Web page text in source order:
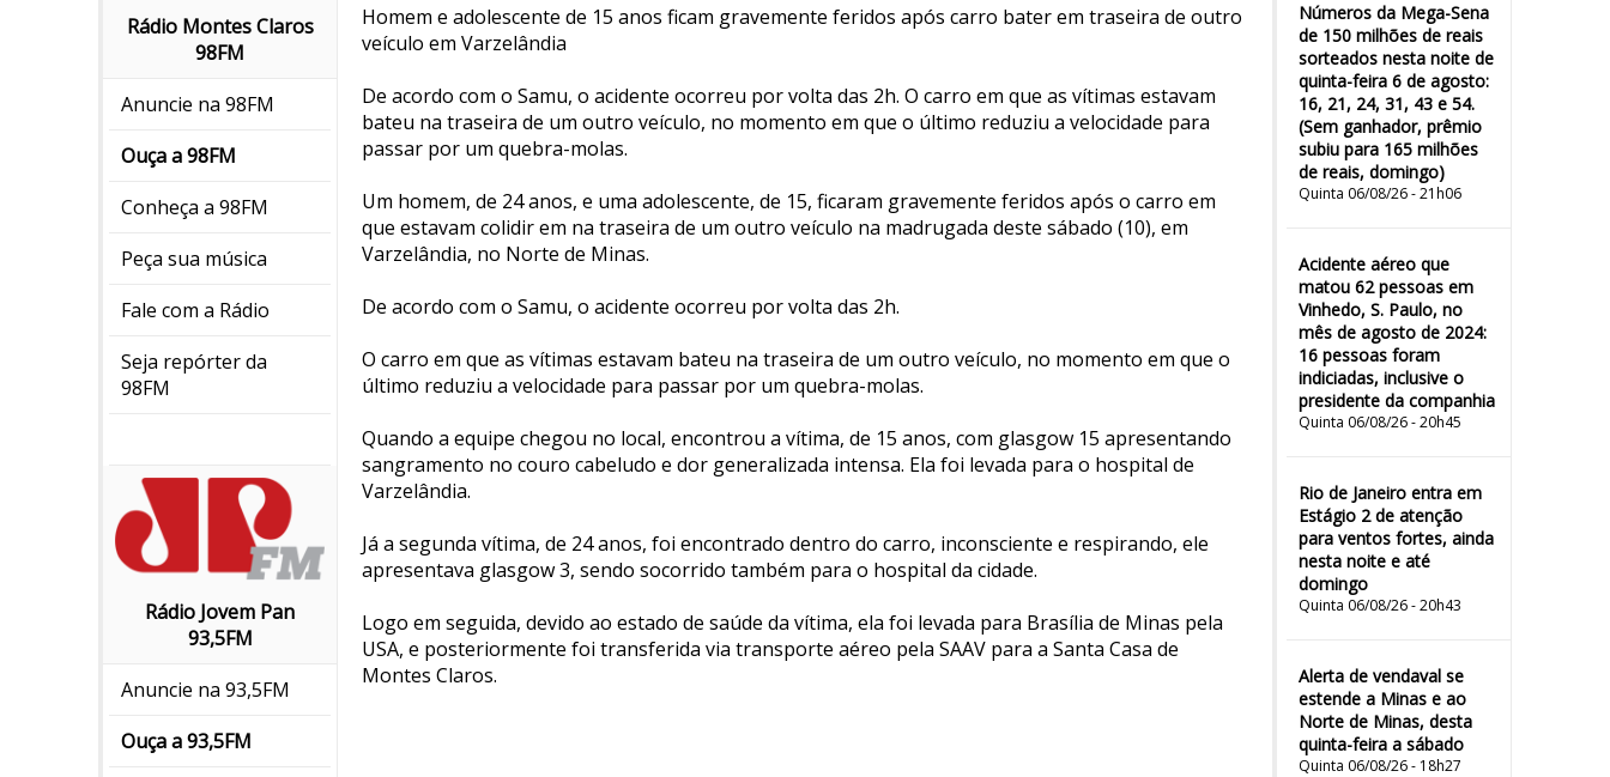
Rádio Montes Claros
98FM
Anuncie na 98FM
Ouça a 98FM
Conheça a 98FM
Peça sua música
Fale com a Rádio
Seja repórter da
98FM
Rádio Jovem Pan
93,5FM
Anuncie na 93,5FM
Ouça a 93,5FM
Números da Mega-Sena
de 150 milhões de reais
sorteados nesta noite de
quinta-feira 6 de agosto:
16, 21, 24, 31, 43 e 54.
(Sem ganhador, prêmio
subiu para 165 milhões
de reais, domingo)
Quinta 06/08/26 - 21h06
Acidente aéreo que
matou 62 pessoas em
Vinhedo, S. Paulo, no
mês de agosto de 2024:
16 pessoas foram
indiciadas, inclusive o
presidente da companhia
Quinta 06/08/26 - 20h45
Rio de Janeiro entra em
Estágio 2 de atenção
para ventos fortes, ainda
nesta noite e até
domingo
Quinta 06/08/26 - 20h43
Alerta de vendaval se
estende a Minas e ao
Norte de Minas, desta
quinta-feira a sábado
Quinta 06/08/26 - 18h27
Homem e adolescente de 15 anos ficam gravemente feridos após carro bater em traseira de outro
veículo em Varzelândia
De acordo com o Samu, o acidente ocorreu por volta das 2h. O carro em que as vítimas estavam
bateu na traseira de um outro veículo, no momento em que o último reduziu a velocidade para
passar por um quebra-molas.
Um homem, de 24 anos, e uma adolescente, de 15, ficaram gravemente feridos após o carro em
que estavam colidir em na traseira de um outro veículo na madrugada deste sábado (10), em
Varzelândia, no Norte de Minas.
De acordo com o Samu, o acidente ocorreu por volta das 2h.
O carro em que as vítimas estavam bateu na traseira de um outro veículo, no momento em que o
último reduziu a velocidade para passar por um quebra-molas.
Quando a equipe chegou no local, encontrou a vítima, de 15 anos, com glasgow 15 apresentando
sangramento no couro cabeludo e dor generalizada intensa. Ela foi levada para o hospital de
Varzelândia.
Já a segunda vítima, de 24 anos, foi encontrado dentro do carro, inconsciente e respirando, ele
apresentava glasgow 3, sendo socorrido também para o hospital da cidade.
Logo em seguida, devido ao estado de saúde da vítima, ela foi levada para Brasília de Minas pela
USA, e posteriormente foi transferida via transporte aéreo pela SAAV para a Santa Casa de
Montes Claros.